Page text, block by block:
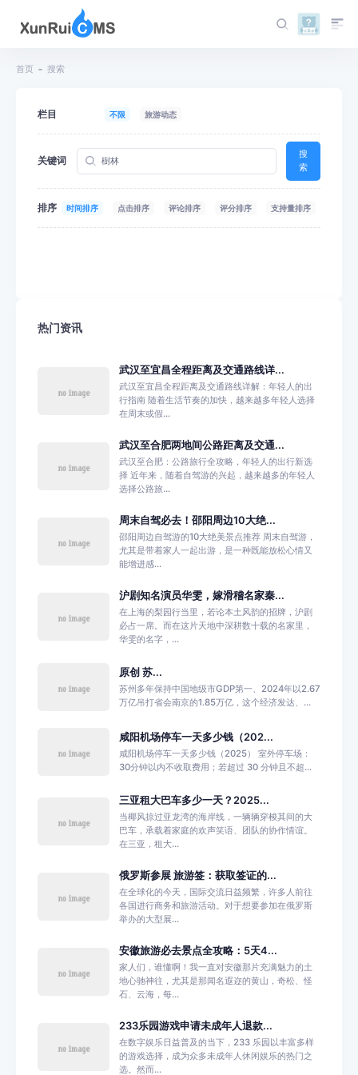
首页 搜索
栏目 不限 旅游动态
关键词
搜
索
排序 时间排序 点击排序 评论排序 评分排序 支持量排序
热门资讯
武汉至宜昌全程距离及交通路线详...
武汉至宜昌全程距离及交通路线详解：年轻人的出
行指南 随着生活节奏的加快，越来越多年轻人选择
在周末或假...
武汉至合肥两地间公路距离及交通...
武汉至合肥：公路旅行全攻略，年轻人的出行新选
择 近年来，随着自驾游的兴起，越来越多的年轻人
选择公路旅...
周末自驾必去！邵阳周边10大绝...
邵阳周边自驾游的10大绝美景点推荐 周末自驾游，
尤其是带着家人一起出游，是一种既能放松心情又
能增进感...
沪剧知名演员华雯，嫁滑稽名家秦...
在上海的梨园行当里，若论本土风韵的招牌，沪剧
必占一席。而在这片天地中深耕数十载的名家里，
华雯的名字，...
原创 苏...
苏州多年保持中国地级市GDP第一、2024年以2.67
万亿吊打省会南京的1.85万亿，这个经济发达、...
咸阳机场停车一天多少钱（202...
咸阳机场停车一天多少钱（2025） 室外停车场：
30分钟以内不收取费用；若超过 30 分钟且不超...
三亚租大巴车多少一天？2025...
当椰风掠过亚龙湾的海岸线，一辆辆穿梭其间的大
巴车，承载着家庭的欢声笑语、团队的协作情谊。
在三亚，租大...
俄罗斯参展 旅游签：获取签证的...
在全球化的今天，国际交流日益频繁，许多人前往
各国进行商务和旅游活动。对于想要参加在俄罗斯
举办的大型展...
安徽旅游必去景点全攻略：5天4...
家人们，谁懂啊！我一直对安徽那片充满魅力的土
地心驰神往，尤其是那闻名遐迩的黄山，奇松、怪
石、云海，每...
233乐园游戏申请未成年人退款...
在数字娱乐日益普及的当下，233 乐园以丰富多样
的游戏选择，成为众多未成年人休闲娱乐的热门之
选。然而...